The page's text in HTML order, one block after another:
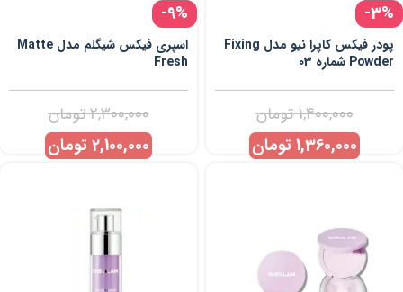
-3%
پودر فیکس کاپرا نیو مدل Fixing
Powder شماره 03
1,400,000تومان
1,360,000 تومان
-9%
اسپری فیکس شیگلم مدل Matte
Fresh
2,300,000تومان
2,100,000 تومان